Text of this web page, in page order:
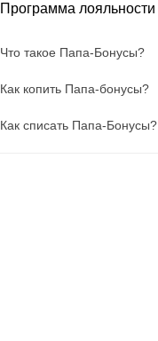
Программа лояльности
Что такое Папа-Бонусы?
Как копить Папа-бонусы?
Как списать Папа-Бонусы?